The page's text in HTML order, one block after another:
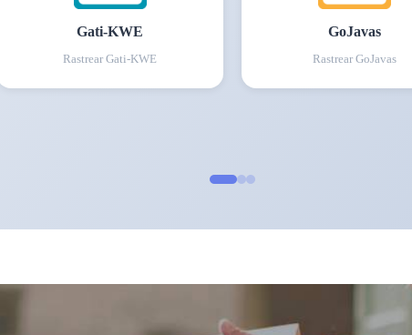
Gati-KWE
Rastrear Gati-KWE
GoJavas
Rastrear GoJavas